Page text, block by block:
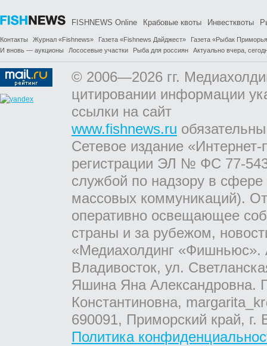
FISHNEWS Online Крабовые квоты Инвестквоты
Контакты Журнал «Fishnews» Газета «Fishnews Дайджест»
Газета «Рыбак
И вновь — аукционы
Лососевые участки Рыба для россиян Актуально вчера,
© 2006—2026 гг.
цитировании информации
ссылки на сайт
www.fishnews.ru
Сетевое издание
регистрации ЭЛ № ФС 77-
службой по надзору в
массовых коммуникаций).
оперативно освещающее
страны и за рубежом,
«Медиахолдинг «Фишньюс».
Владивосток, ул.
Яшина Яна Александровна.
Константиновна,
690091, Приморский край,
Политика